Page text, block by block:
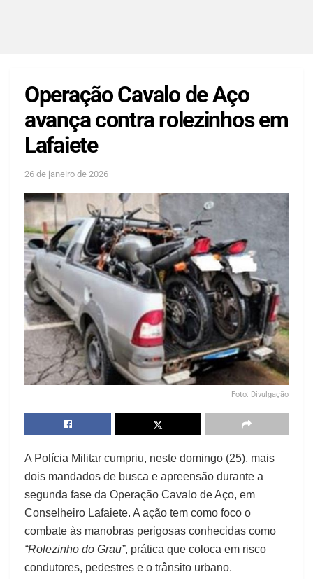
Operação Cavalo de Aço
avança contra rolezinhos em
Lafaiete
26 de janeiro de 2026
Foto: Divulgação
A Polícia Militar cumpriu, neste domingo (25), mais
dois mandados de busca e apreensão durante a
segunda fase da Operação Cavalo de Aço, em
Conselheiro Lafaiete. A ação tem como foco o
combate às manobras perigosas conhecidas como
“Rolezinho do Grau”, prática que coloca em risco
condutores, pedestres e o trânsito urbano.